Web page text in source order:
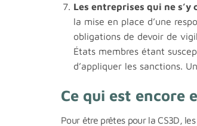
Les entreprises qui ne s’y
la mise en place d’une
obligations de devoir de
États membres étant
d’appliquer les sanctions.
Ce qui est encore
Pour être prêtes pour la CS3D,